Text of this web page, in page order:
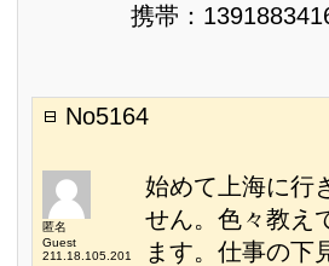
携帯：
No5164
匿名
Guest
211.18.105.201
始めて上海に行
せん。色々教え
ます。仕事の下